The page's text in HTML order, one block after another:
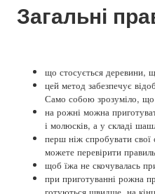
Загальні
що стосується деревини,
цей метод забезпечує
Само собою зрозуміло,
на рожні можна
і молюсків, а у складі
перш ніж спробувати свої
можете перевірити
щоб їжа не скочувалась
при приготуванні рожна
готуються швидше, на